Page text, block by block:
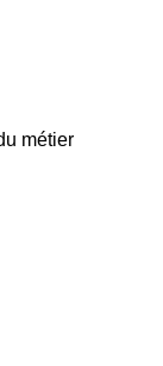
métier